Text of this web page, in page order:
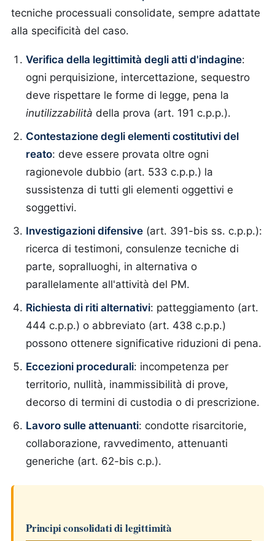
tecniche processuali consolidate, sempre adattate
alla specificità del caso.
Verifica della legittimità degli atti d'indagine:
ogni perquisizione, intercettazione, sequestro
deve rispettare le forme di legge, pena la
inutilizzabilità della prova (art. 191 c.p.p.).
Contestazione degli elementi costitutivi del
reato: deve essere provata oltre ogni
ragionevole dubbio (art. 533 c.p.p.) la
sussistenza di tutti gli elementi oggettivi e
soggettivi.
Investigazioni difensive (art. 391-bis ss. c.p.p.):
ricerca di testimoni, consulenze tecniche di
parte, sopralluoghi, in alternativa o
parallelamente all'attività del PM.
Richiesta di riti alternativi: patteggiamento (art.
444 c.p.p.) o abbreviato (art. 438 c.p.p.)
possono ottenere significative riduzioni di pena.
Eccezioni procedurali: incompetenza per
territorio, nullità, inammissibilità di prove,
decorso di termini di custodia o di prescrizione.
Lavoro sulle attenuanti: condotte risarcitorie,
collaborazione, ravvedimento, attenuanti
generiche (art. 62-bis c.p.).
Principi consolidati di legittimità